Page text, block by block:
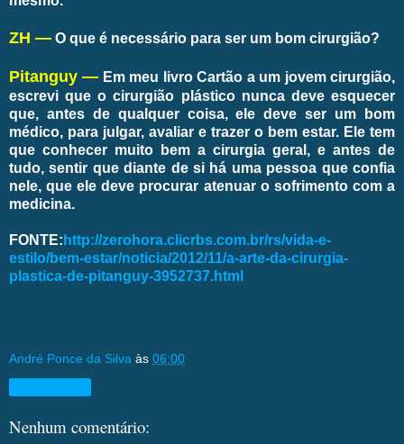
ZH — O que é necessário para ser um bom cirurgião?
Pitanguy — Em meu livro Cartão a um jovem cirurgião,
escrevi que o cirurgião plástico nunca deve esquecer
que, antes de qualquer coisa, ele deve ser um bom
médico, para julgar, avaliar e trazer o bem estar. Ele tem
que conhecer muito bem a cirurgia geral, e antes de
tudo, sentir que diante de si há uma pessoa que confia
nele, que ele deve procurar atenuar o sofrimento com a
medicina.
FONTE: http://zerohora.clicrbs.com.br/rs/vida-e-
estilo/bem-estar/noticia/2012/11/a-arte-da-cirurgia-
plastica-de-pitanguy-3952737.html
André Ponce da Silva às 06:00
Nenhum comentário: